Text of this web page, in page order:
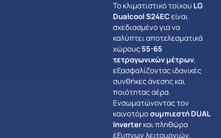
Το κλιματιστικό τοίχου LG
Dualcool S24ECείναι
σχεδιασμένο για να
καλύπτει αποτελεσματικά
χώρους55-65
τετραγωνικών μέτρων,
εξασφαλίζοντας ιδανικές
συνθήκες άνεσης και
ποιότητας αέρα.
Ενσωματώνοντας τον
καινοτόμοσυμπιεστή DUAL
Inverterκαι πληθώρα
έξυπνων λειτουργιών,